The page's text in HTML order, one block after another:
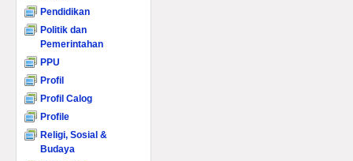
Pendidikan
Politik dan
Pemerintahan
PPU
Profil
Profil Calog
Profile
Religi, Sosial &
Budaya